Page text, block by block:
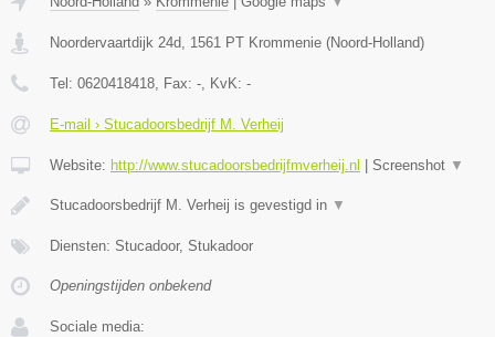
Noordervaartdijk 24d, 1561 PT Krommenie (Noord-Holland)
Tel: 0620418418, Fax: -, KvK: -
E-mail › Stucadoorsbedrijf M. Verheij
Website: http://www.stucadoorsbedrijfmverheij.nl Screenshot ▼
Stucadoorsbedrijf M. Verheij is gevestigd in ▼
Diensten: Stucadoor, Stukadoor
Openingstijden onbekend
Sociale media: